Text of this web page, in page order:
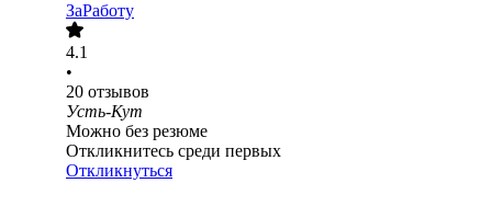
ЗаРаботу
4.1
•
20 отзывов
Усть-Кут
Можно без резюме
Откликнитесь среди первых
Откликнуться